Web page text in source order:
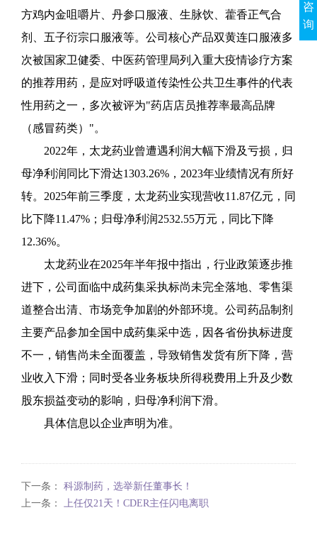
方鸡内金咀嚼片、丹参口服液、生脉饮、藿香正气合
剂、五子衍宗口服液等。公司核心产品双黄连口服液多
次被国家卫健委、中医药管理局列入重大疫情诊疗方案
的推荐用药，是应对呼吸道传染性公共卫生事件的代表
性用药之一，多次被评为"药店店员推荐率最高品牌
（感冒药类）"。
2022年，太龙药业曾遭遇利润大幅下滑及亏损，归
母净利润同比下滑达1303.26%，2023年业绩情况有所好
转。2025年前三季度，太龙药业实现营收11.87亿元，同
比下降11.47%；归母净利润2532.55万元，同比下降
12.36%。
太龙药业在2025年半年报中指出，行业政策逐步推
进下，公司面临中成药集采执标尚未完全落地、零售渠
道整合出清、市场竞争加剧的外部环境。公司药品制剂
主要产品参加全国中成药集采中选，因各省份执标进度
不一，销售尚未全面覆盖，导致销售发货有所下降，营
业收入下滑；同时受各业务板块所得税费用上升及少数
股东损益变动的影响，归母净利润下滑。
具体信息以企业声明为准。
下一条： 科源制药，选举新任董事长！
上一条： 上任仅21天！CDER主任闪电离职
咨
询